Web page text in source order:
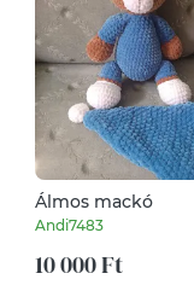
Álmos mackó
Andi7483
10 000 Ft